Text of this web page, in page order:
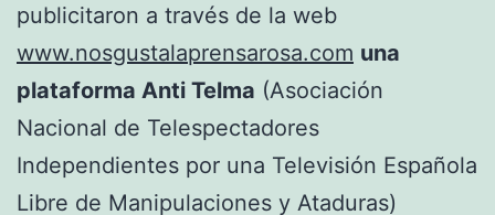
publicitaron a través de la web
www.nosgustalaprensarosa.com una
plataforma Anti Telma (Asociación
Nacional de Telespectadores
Independientes por una Televisión Española
Libre de Manipulaciones y Ataduras)